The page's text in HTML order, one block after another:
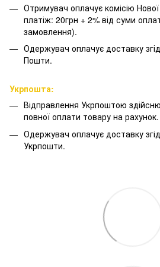
Отримувач оплачує комісію
платіж: 20грн + 2% від суми
замовлення).
Одержувач оплачує доставку
Пошти.
Укрпошта:
Відправлення Укрпоштою
повної оплати товару на рахунок.
Одержувач оплачує доставку
Укрпошти.